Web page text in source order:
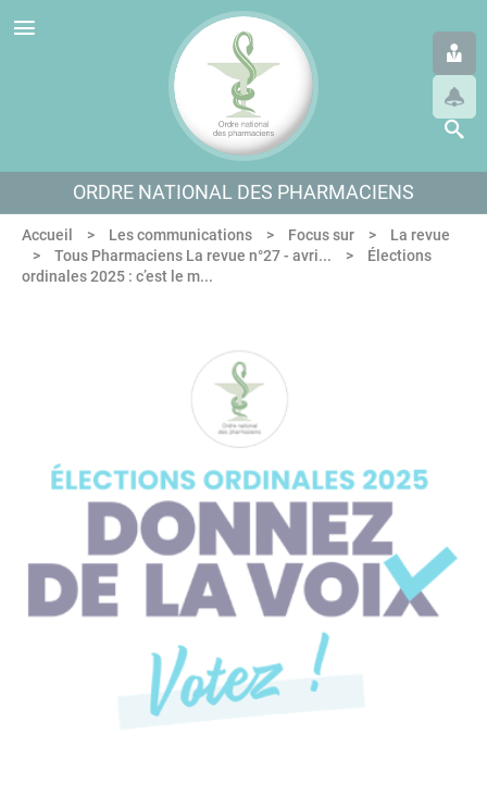
Aller au menu
Aller au contenu
Aller en bas de page
ORDRE NATIONAL DES PHARMACIENS
Accueil Les communications Focus sur
La revue
Tous Pharmaciens La revue n°27 - avri...
Élections
ordinales 2025 : c’est le m...
Panneau de gestion des cookies